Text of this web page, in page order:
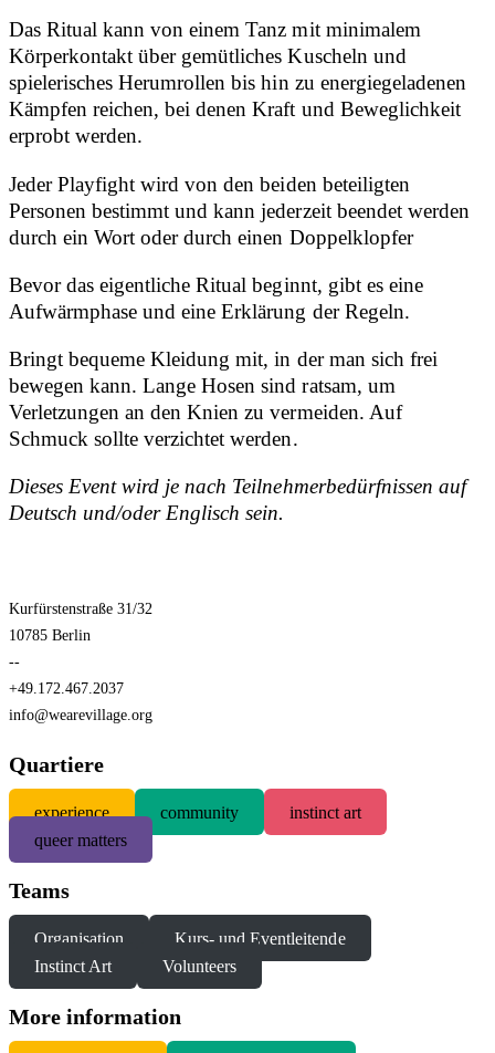
Das Ritual kann von einem Tanz mit minimalem
Körperkontakt über gemütliches Kuscheln und
spielerisches Herumrollen bis hin zu energiegeladenen
Kämpfen reichen, bei denen Kraft und Beweglichkeit
erprobt werden.
Jeder Playfight wird von den beiden beteiligten
Personen bestimmt und kann jederzeit beendet werden
durch ein Wort oder durch einen Doppelklopfer
Bevor das eigentliche Ritual beginnt, gibt es eine
Aufwärmphase und eine Erklärung der Regeln.
Bringt bequeme Kleidung mit, in der man sich frei
bewegen kann. Lange Hosen sind ratsam, um
Verletzungen an den Knien zu vermeiden. Auf
Schmuck sollte verzichtet werden.
Dieses Event wird je nach Teilnehmerbedürfnissen auf
Deutsch und/oder Englisch sein.
Kurfürstenstraße 31/32
10785 Berlin
--
+49.172.467.2037
info@wearevillage.org
Quartiere
experience community
instinct art
queer matters
Teams
Organisation
Kurs- und Eventleitende
Instinct Art
Volunteers
More information